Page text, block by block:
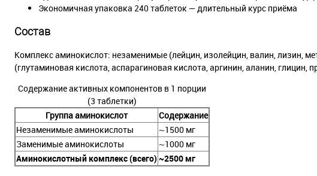
Экономичная упаковка 240 таблеток — длительный курс приёма
Состав
Комплекс аминокислот: незаменимые (лейцин, изолейцин, валин, лизин,
(глутаминовая кислота, аспарагиновая кислота, аргинин, аланин, глицин,
Содержание активных компонентов в 1 порции
(3 таблетки)
Группа аминокислот
Содержание
Незаменимые аминокислоты
~1500 мг
Заменимые аминокислоты
~1000 мг
Аминокислотный комплекс (всего) ~2500 мг